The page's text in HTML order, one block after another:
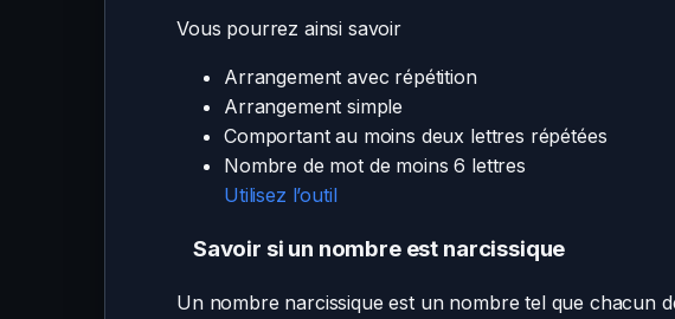
Vous pourrez ainsi savoir
Arrangement avec répétition
Arrangement simple
Comportant au moins deux lettres répétées
Nombre de mot de moins 6 lettres
Utilisez l’outil
Savoir si un nombre est narcissique
Un nombre narcissique est un nombre tel que chacun